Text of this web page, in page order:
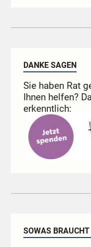
DANKE SAGEN
Sie haben Rat
Ihnen helfen?
erkenntlich:
SOWAS BRAUCHT